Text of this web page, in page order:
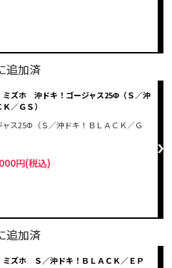
追加済
ズホ 沖ドキ！ゴージャス25Φ（Ｓ／沖
／ＧＳ）
ス25Φ（Ｓ／沖ドキ！ＢＬＡＣＫ／Ｇ
円(税込)
追加済
ズホ Ｓ／沖ドキ！ＢＬＡＣＫ／ＥＰ